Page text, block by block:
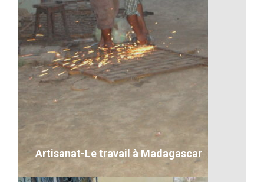
Une maman et son bébé
Artisanat-Le travail à Madagascar